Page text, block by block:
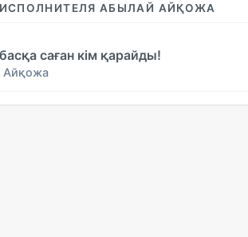
АБЫЛАЙ АЙҚОЖА
саған кім қарайды!
Айқожа